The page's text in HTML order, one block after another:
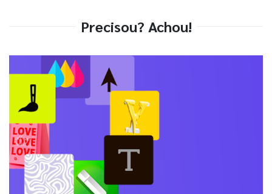
Precisou? Achou!